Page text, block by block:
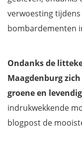
verwoesting
bombardementen
Ondanks de
Maagdenburg
groene en
indrukwekkende
blogpost de